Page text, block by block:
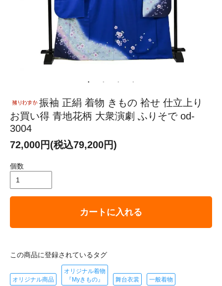
振袖 正絹 着物 きもの 袷せ 仕立上り
お買い得 青地花柄 大衆演劇 ふりそで od-
3004
72,000円(税込79,200円)
個数
カートに入れる
この商品に登録されているタグ
オリジナル商品
オリジナル着物
『Myきもの』
舞台衣裳 一般着物